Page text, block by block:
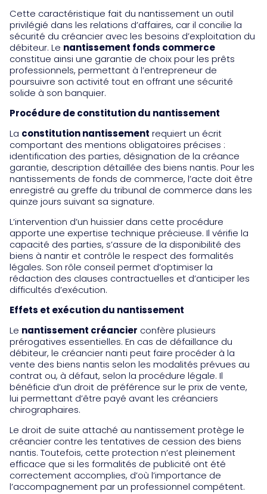
Cette caractéristique fait du nantissement un outil
privilégié dans les relations d’affaires, car il concilie la
sécurité du créancier avec les besoins d’exploitation du
débiteur. Le nantissement fonds commerce
constitue ainsi une garantie de choix pour les prêts
professionnels, permettant à l’entrepreneur de
poursuivre son activité tout en offrant une sécurité
solide à son banquier.
Procédure de constitution du nantissement
La constitution nantissement requiert un écrit
comportant des mentions obligatoires précises :
identification des parties, désignation de la créance
garantie, description détaillée des biens nantis. Pour les
nantissements de fonds de commerce, l’acte doit être
enregistré au greffe du tribunal de commerce dans les
quinze jours suivant sa signature.
L’intervention d’un huissier dans cette procédure
apporte une expertise technique précieuse. Il vérifie la
capacité des parties, s’assure de la disponibilité des
biens à nantir et contrôle le respect des formalités
légales. Son rôle conseil permet d’optimiser la
rédaction des clauses contractuelles et d’anticiper les
difficultés d’exécution.
Effets et exécution du nantissement
Le nantissement créancier confère plusieurs
prérogatives essentielles. En cas de défaillance du
débiteur, le créancier nanti peut faire procéder à la
vente des biens nantis selon les modalités prévues au
contrat ou, à défaut, selon la procédure légale. Il
bénéficie d’un droit de préférence sur le prix de vente,
lui permettant d’être payé avant les créanciers
chirographaires.
Le droit de suite attaché au nantissement protège le
créancier contre les tentatives de cession des biens
nantis. Toutefois, cette protection n’est pleinement
efficace que si les formalités de publicité ont été
correctement accomplies, d’où l’importance de
l’accompagnement par un professionnel compétent.